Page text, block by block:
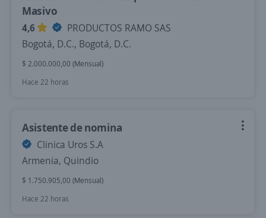
Masivo
4,6
PRODUCTOS RAMO SAS
Bogotá, D.C., Bogotá, D.C.
$ 2.000.000,00 (Mensual)
Hace 22 horas
Asistente de nomina
Clinica Uros S.A
Armenia, Quindio
$ 1.750.905,00 (Mensual)
Hace 22 horas